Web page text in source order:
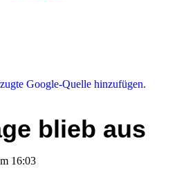
Google-Quelle hinzufügen.
blieb aus
16:03